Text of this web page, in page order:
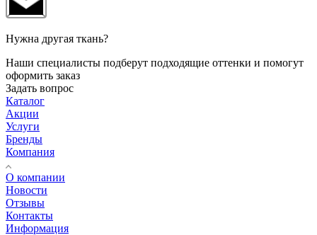
Нужна другая ткань?
Наши специалисты подберут подходящие оттенки и помогут
оформить заказ
Задать вопрос
Каталог
Акции
Услуги
Бренды
Компания
О компании
Новости
Отзывы
Контакты
Информация